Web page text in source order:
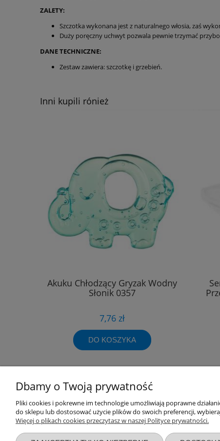
ZALETY:
Szczotka wykonana jest z naturalnego włosia, zaś
Duży poręczny uchwyt pozwala pewnie trzymać
DANE TECHNICZNE:
Zestaw zawiera: szczotkę i grzebień.
Inni kupili rónież
Akuku Chłodzący Gryzak Wodny
Słonik 0357
7,76 zł
DO KOSZYKA
Przydatne linki
Nowości
Promocje
Warunki
Regulaminy
Zwroty i
Dbamy o Twoją prywatność
Pliki cookies i pokrewne im technologie umożliwiają poprawne
do sklepu lub dostosować użycie plików do swoich preferencji,
Więcej o plikach cookies przeczytasz w naszej Polityce prywatności.